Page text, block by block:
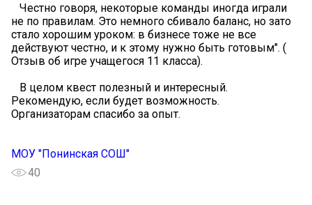
Честно говоря, некоторые команды иногда играли
не по правилам. Это немного сбивало баланс, но зато
стало хорошим уроком: в бизнесе тоже не все
действуют честно, и к этому нужно быть готовым". (
Отзыв об игре учащегося 11 класса).
В целом квест полезный и интересный.
Рекомендую, если будет возможность.
Организаторам спасибо за опыт.
МОУ "Понинская СОШ"
40